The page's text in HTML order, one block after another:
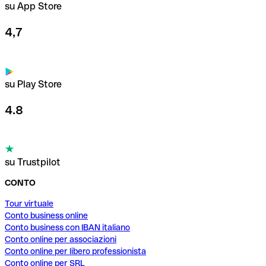
su App Store
4,7
su Play Store
4.8
su Trustpilot
CONTO
Tour virtuale
Conto business online
Conto business con IBAN italiano
Conto online per associazioni
Conto online per libero professionista
Conto online per SRL